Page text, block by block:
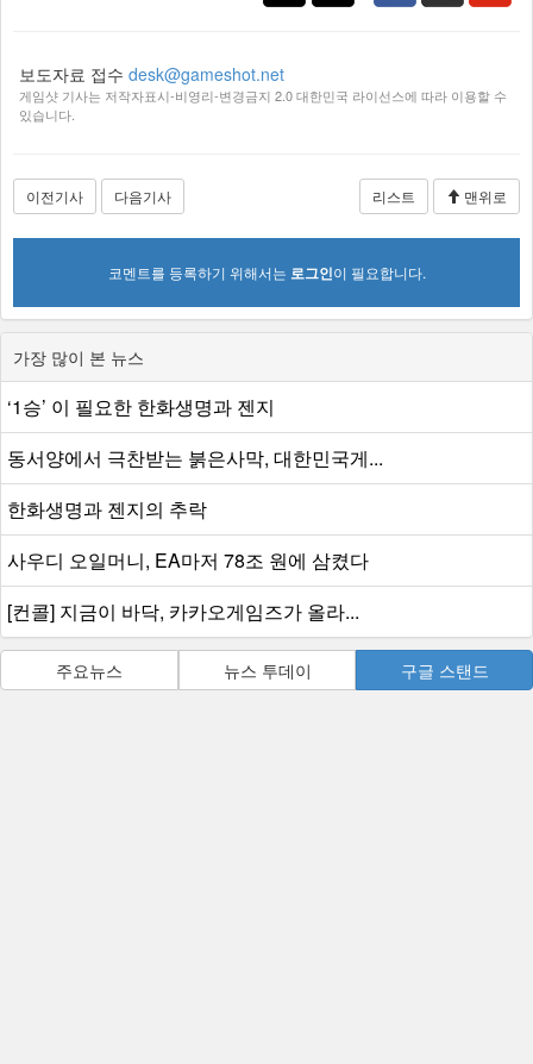
보도자료 접수 desk@gameshot.net
게임샷 기사는 저작자표시-비영리-변경금지 2.0 대한민국 라이선스에 따라 이용할 수
있습니다.
이전기사 다음기사 리스트 맨위로
코멘트를 등록하기 위해서는 로그인이 필요합니다.
가장 많이 본 뉴스
‘1승’ 이 필요한 한화생명과 젠지
동서양에서 극찬받는 붉은사막, 대한민국게...
한화생명과 젠지의 추락
사우디 오일머니, EA마저 78조 원에 삼켰다
[컨콜] 지금이 바닥, 카카오게임즈가 올라...
주요뉴스 뉴스 투데이 구글 스탠드